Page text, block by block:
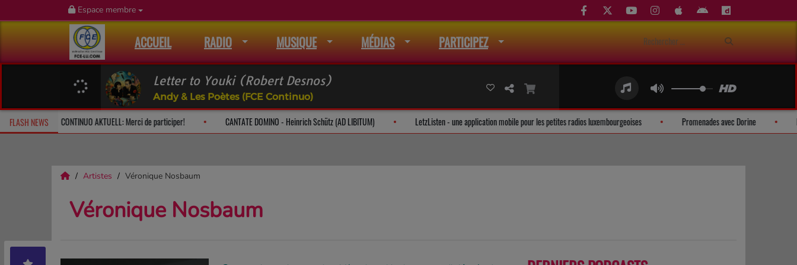
Espace membre
ACCUEIL RADIO MUSIQUE MÉDIAS PARTICIPEZ
Letter to Youki (Robert Desnos)
Andy & Les Poètes (FCE Continuo)
FLASH NEWS
à 10h CONTINUO AKTUELL: Merci de participer! CANTATE DOMINO - Heinrich Schütz (AD LIBITUM) LetzListen - une application mobile pour les petites radios luxembourgeoises Promenades avec Dorine
Artistes Véronique Nosbaum
Véronique Nosbaum